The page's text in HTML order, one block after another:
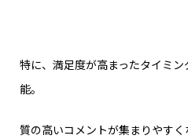
特に、満足度が高まったタイミ
能。
質の高いコメントが集まりやすく